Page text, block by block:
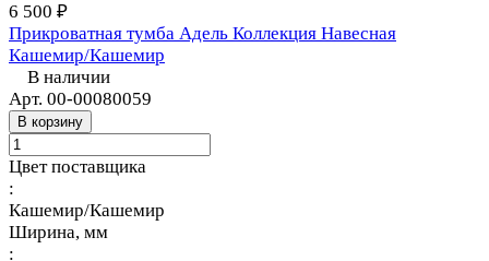
6 500 ₽
Прикроватная тумба Адель Коллекция Навесная
Кашемир/Кашемир
В наличии
Арт. 00-00080059
В корзину
Цвет поставщика
:
Кашемир/Кашемир
Ширина, мм
: